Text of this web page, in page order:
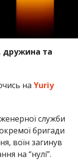
дружина та
на Yuriy
служби
бригади
воїн загинув
на “нулі”.